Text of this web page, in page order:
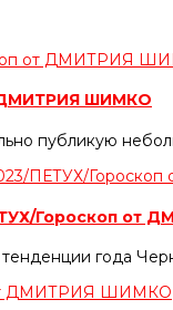
ДМИТРИЯ ШИМКО
публикую
Гороскоп от
года